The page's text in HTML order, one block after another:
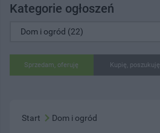
Kategorie ogłoszeń
Sprzedam, oferuję Kupię, poszukuję
Start Dom i ogród